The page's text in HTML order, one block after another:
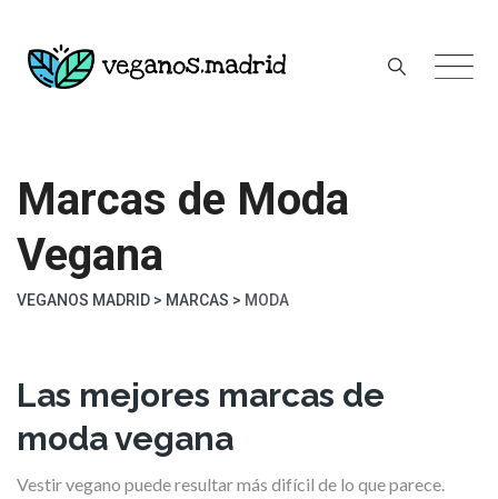
content
Marcas de Moda
Vegana
VEGANOS MADRID > MARCAS > MODA
Las mejores marcas de
moda vegana
Vestir vegano puede resultar más difícil de lo que parece.